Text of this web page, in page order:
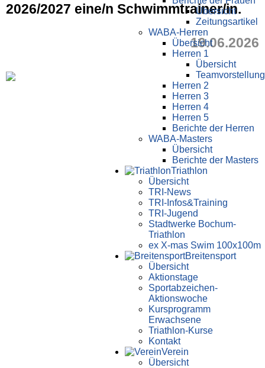
Übersicht
Zeitungsartikel
WABA-Herren
Übersicht
Herren 1
Übersicht
Teamvorstellung
Herren 2
Herren 3
Herren 4
Herren 5
Berichte der Herren
WABA-Masters
Übersicht
Berichte der Masters
Triathlon
Übersicht
TRI-News
TRI-Infos&Training
TRI-Jugend
Stadtwerke Bochum-
Triathlon
ex X-mas Swim 100x100m
Breiten­sport
Übersicht
Aktionstage
Sportabzeichen-
Aktionswoche
Kursprogramm
Erwachsene
Triathlon-Kurse
Kontakt
Verein
Übersicht
2026/2027 eine/n Schwimmtrainer/in.
19.06.2026